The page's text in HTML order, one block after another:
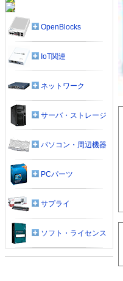
OpenBlocks
IoT関連
ネットワーク
サーバ・ストレージ
パソコン・周辺機器
PCパーツ
サプライ
ソフト・ライセンス